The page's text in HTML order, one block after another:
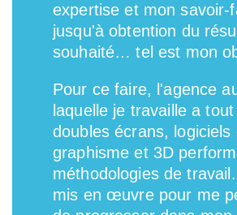
expertise et mon savoir-
jusqu'à obtention du
souhaité… tel est mon
Pour ce faire, l'agence
laquelle je travaille a
doubles écrans, logiciels
graphisme et 3D
méthodologies de
mis en œuvre pour me